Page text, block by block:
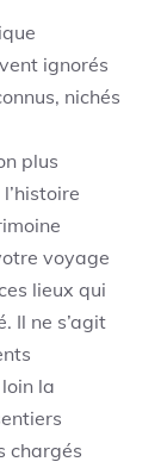
ignorés
nichés
plus
voyage
lieux qui
Il ne s’agit
la
chargés